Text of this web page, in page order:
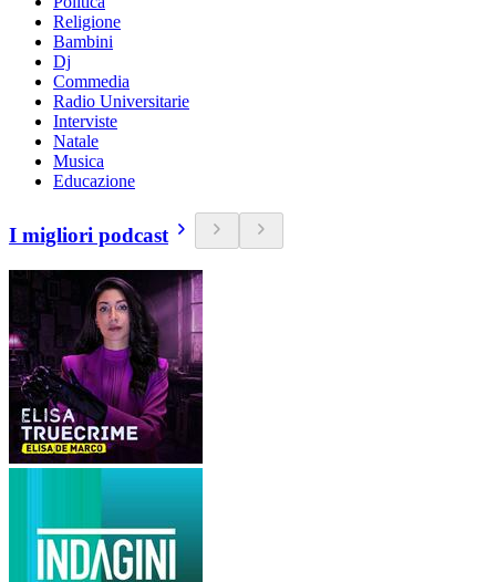
Religione
Bambini
Dj
Commedia
Radio Universitarie
Interviste
Natale
Musica
Educazione
I migliori podcast